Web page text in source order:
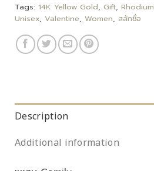
Tags: 14K Yellow Gold, Gift, Rhodium
Unisex, Valentine, Women, สลักชื่อ
Description
Additional information